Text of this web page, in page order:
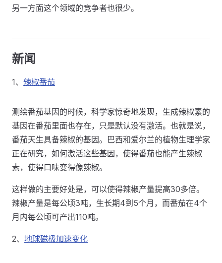
另一方面这个领域的竞争者也很少。
新闻
1、 辣椒番茄
测绘番茄基因的时候，科学家惊奇地发现，生成辣椒素的
基因在番茄里面也存在，只是默认没有激活。也就是说，
番茄天生具备辣椒的基因。巴西和爱尔兰的植物生理学家
正在研究，如何激活这些基因，使得番茄也能产生辣椒
素，使得口味变得像辣椒。
这样做的主要好处是，可以使得辣椒产量提高30多倍。
辣椒产量是每公顷3吨，生长期4到5个月，而番茄在4个
月内每公顷可产出110吨。
2、 地球磁极加速变化